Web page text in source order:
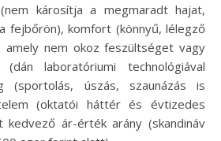
károsítja a megmaradt hajat,
fejbőrön), komfort (könnyű, lélegző
amely nem okoz feszültséget vagy
laboratóriumi technológiával
(sportolás, úszás, szaunázás is
(oktatói háttér és évtizedes
kedvező ár-érték arány (skandináv